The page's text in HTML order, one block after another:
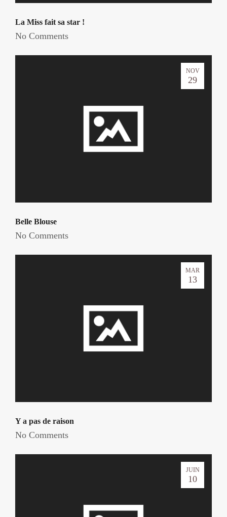
La Miss fait sa star !
No Comments
NOV
29
Belle Blouse
No Comments
MAR
13
Y a pas de raison
No Comments
JUIN
10